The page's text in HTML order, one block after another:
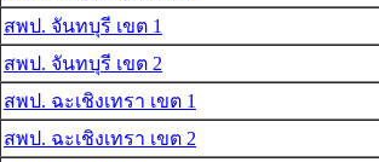
สพป. จันทบุรี เขต 1
สพป. จันทบุรี เขต 2
สพป. ฉะเชิงเทรา เขต 1
สพป. ฉะเชิงเทรา เขต 2